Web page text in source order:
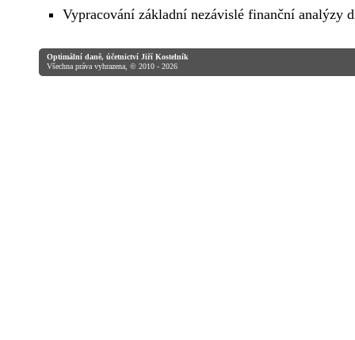
Vypracování základní nezávislé finanční analýzy
Optimální daně, účetnictví Jiří Kostelník
Všechna práva vyhrazena, © 2010 - 2026